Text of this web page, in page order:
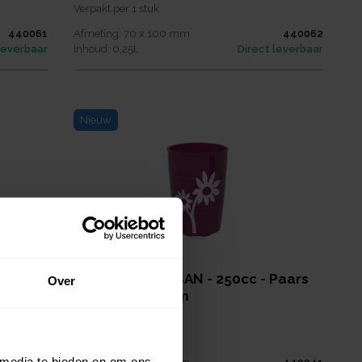
Over
440061
Verpakt per 1 stuk
Afmeting: 70 x 100 mm
Inhoud: 0,25L
440062
Direct leverbaar
Nieuw
Beker Anti Slip SAN - 250cc - Paars
Met Witte Bloem